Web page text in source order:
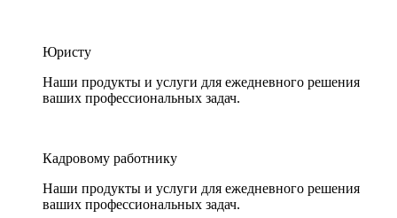
Юристу
Наши продукты и услуги для ежедневного решения
ваших профессиональных задач.
Кадровому работнику
Наши продукты и услуги для ежедневного решения
ваших профессиональных задач.